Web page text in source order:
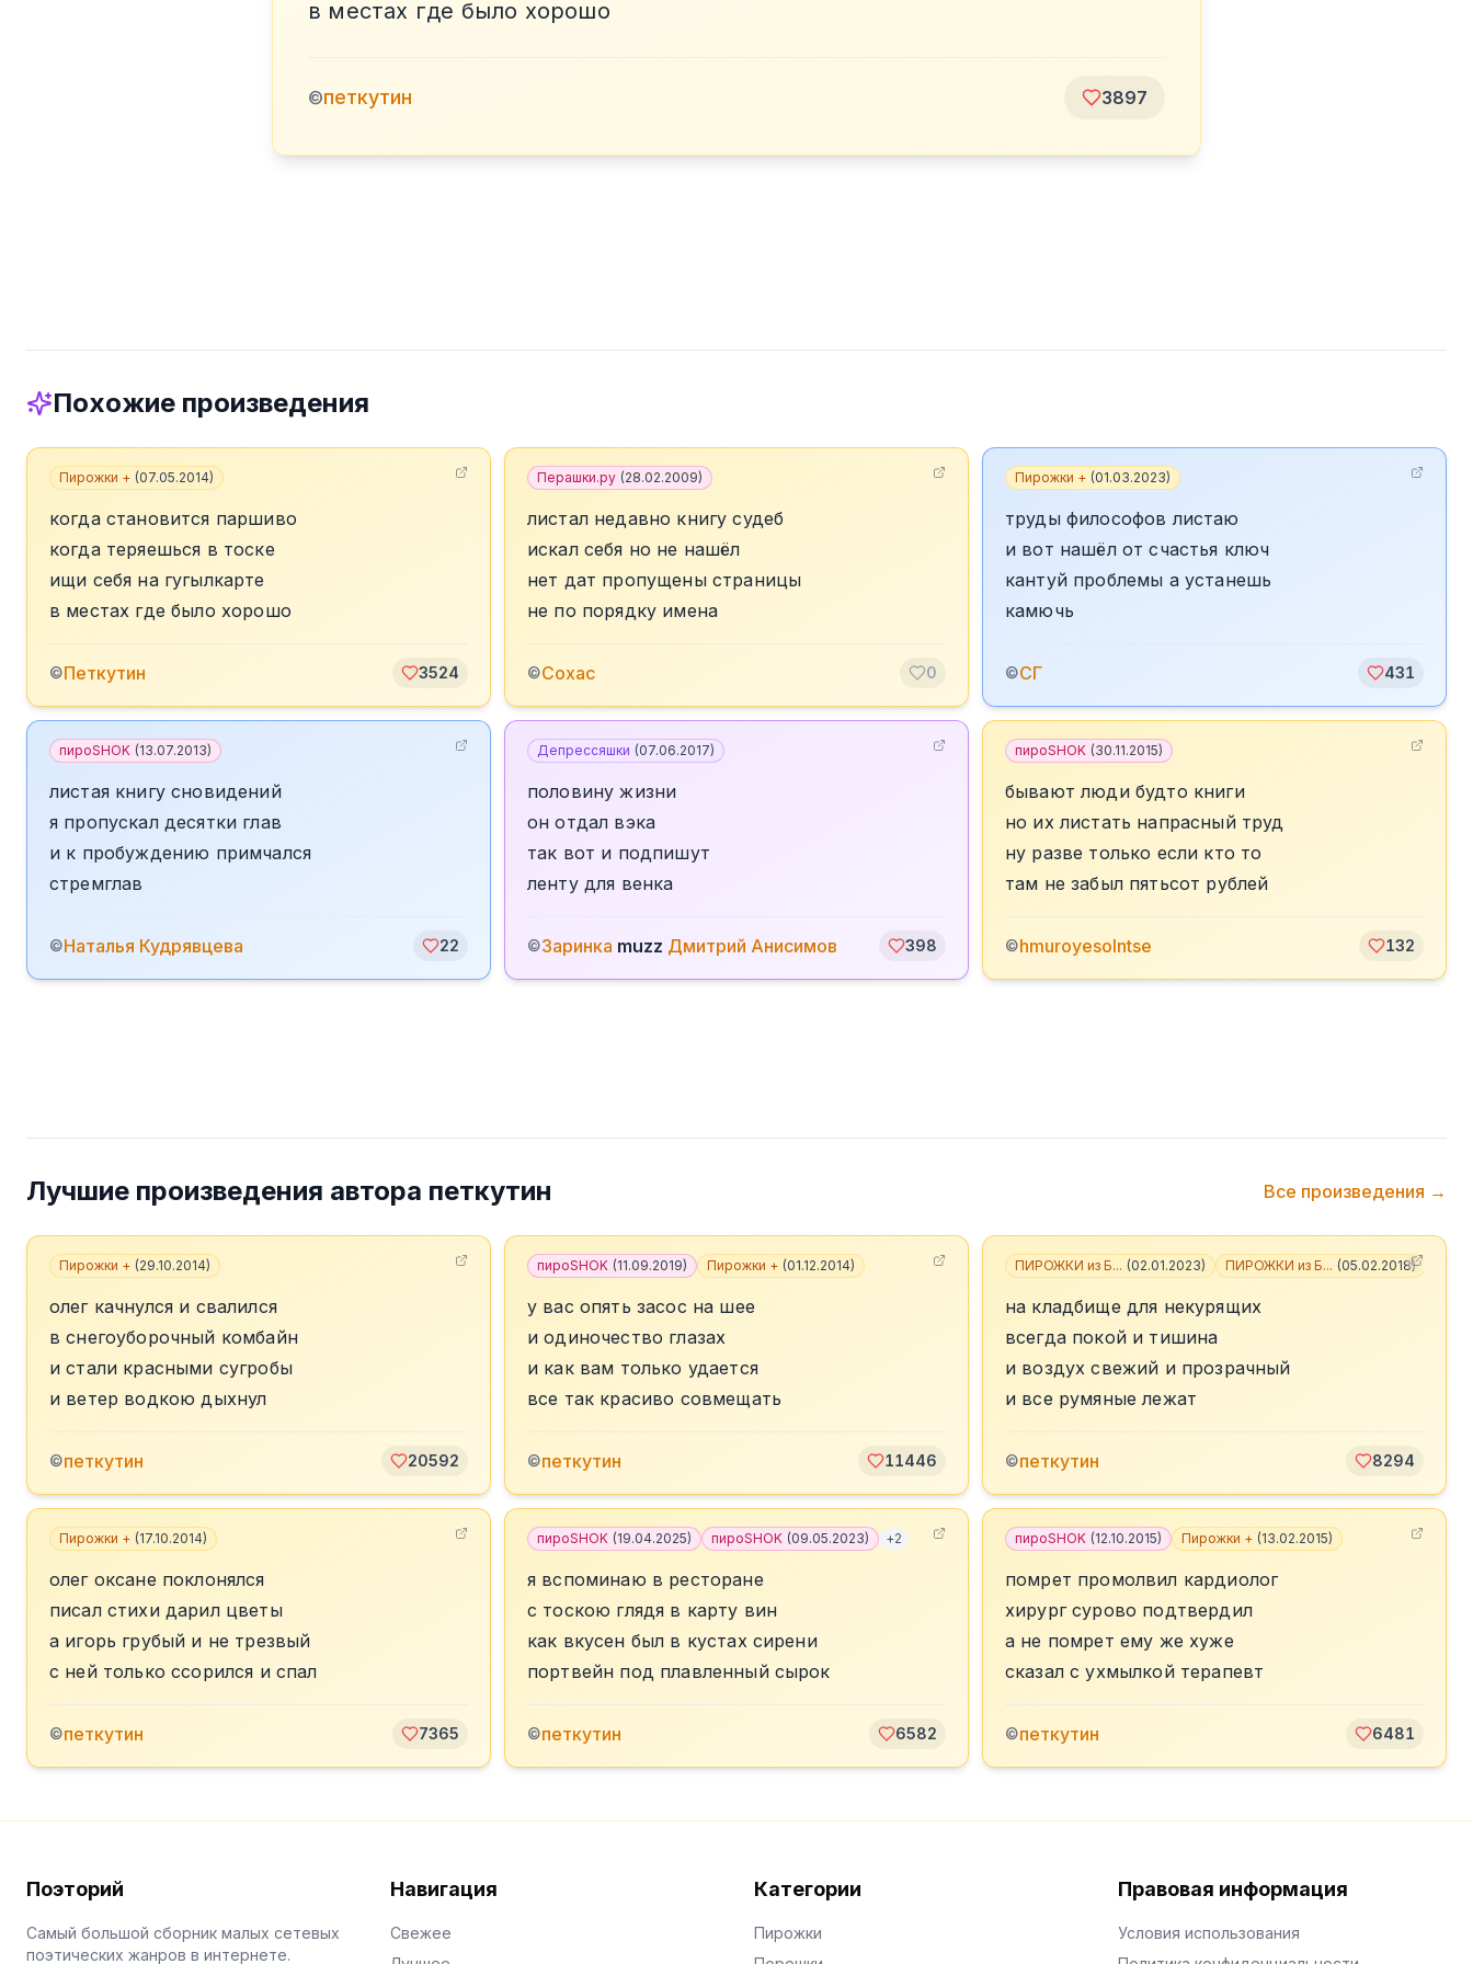
в местах где было хорошо
©петкутин 3897
Похожие произведения
Пирожки + (07.05.2014)
когда становится паршиво
когда теряешься в тоске
ищи себя на гугылкарте
в местах где было хорошо
©Петкутин 3524
Перашки.ру (28.02.2009)
листал недавно книгу судеб
искал себя но не нашёл
нет дат пропущены страницы
не по порядку имена
©Сохас 0
Пирожки + (01.03.2023)
труды философов листаю
и вот нашёл от счастья ключ
кантуй проблемы а устанешь
камючь
©СГ 431
пироSHOK (13.07.2013)
листая книгу сновидений
я пропускал десятки глав
и к пробуждению примчался
стремглав
©Наталья Кудрявцева 22
Депрессяшки (07.06.2017)
половину жизни
он отдал вэка
так вот и подпишут
ленту для венка
©Заринка muzz Дмитрий Анисимов 398
пироSHOK (30.11.2015)
бывают люди будто книги
но их листать напрасный труд
ну разве только если кто то
там не забыл пятьсот рублей
©hmuroyesolntsе 132
Лучшие произведения автора петкутин Все произведения →
Пирожки + (29.10.2014)
олег качнулся и свалился
в снегоуборочный комбайн
и стали красными сугробы
и ветер водкою дыхнул
©петкутин 20592
пироSHOK (11.09.2019) Пирожки + (01.12.2014)
у вас опять засос на шее
и одиночество глазах
и как вам только удается
все так красиво совмещать
©петкутин 11446
ПИРОЖКИ из Б... (02.01.2023) ПИРОЖКИ из Б... (05.02.2018)
на кладбище для некурящих
всегда покой и тишина
и воздух свежий и прозрачный
и все румяные лежат
©петкутин 8294
Пирожки + (17.10.2014)
олег оксане поклонялся
писал стихи дарил цветы
а игорь грубый и не трезвый
с ней только ссорился и спал
©петкутин 7365
пироSHOK (19.04.2025) пироSHOK (09.05.2023) +2
я вспоминаю в ресторане
с тоскою глядя в карту вин
как вкусен был в кустах сирени
портвейн под плавленный сырок
©петкутин 6582
пироSHOK (12.10.2015) Пирожки + (13.02.2015)
помрет промолвил кардиолог
хирург сурово подтвердил
а не помрет ему же хуже
сказал с ухмылкой терапевт
©петкутин 6481
Поэторий
Самый большой сборник малых сетевых
поэтических жанров в интернете.
Навигация
Свежее
Категории
Пирожки
Правовая информация
Условия использования